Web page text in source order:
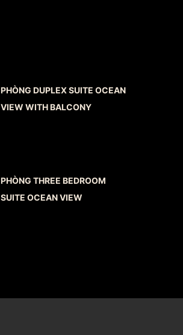
PHÒNG DUPLEX SUITE OCEAN
VIEW WITH BALCONY
PHÒNG THREE BEDROOM
SUITE OCEAN VIEW